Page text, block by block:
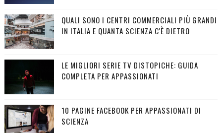
QUALI SONO I CENTRI COMMERCIALI PIÙ GRANDI
IN ITALIA E QUANTA SCIENZA C'È DIETRO
LE MIGLIORI SERIE TV DISTOPICHE: GUIDA
COMPLETA PER APPASSIONATI
10 PAGINE FACEBOOK PER APPASSIONATI DI
SCIENZA